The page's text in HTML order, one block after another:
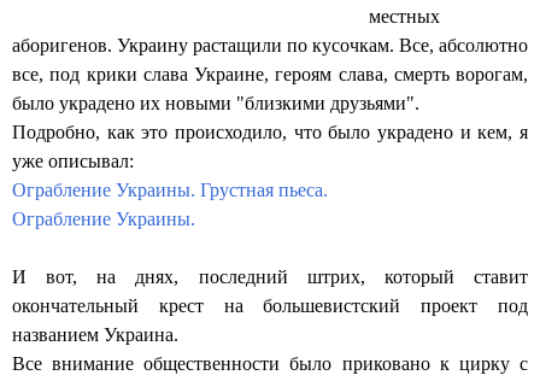
местных
аборигенов. Украину растащили по кусочкам. Все, абсолютно
все, под крики слава Украине, героям слава, смерть ворогам,
было украдено их новыми "близкими друзьями".
Подробно, как это происходило, что было украдено и кем, я
уже описывал:
Ограбление Украины. Грустная пьеса.
Ограбление Украины.
И вот, на днях, последний штрих, который ставит
окончательный крест на большевистский проект под
названием Украина.
Все внимание общественности было приковано к цирку с